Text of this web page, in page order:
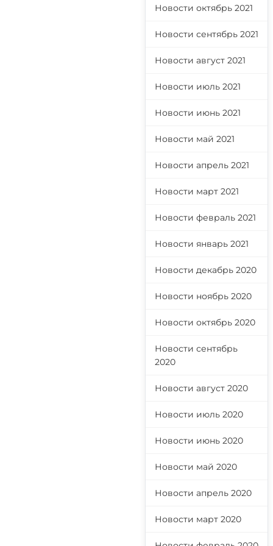
Новости октябрь 2021
Новости сентябрь 2021
Новости август 2021
Новости июль 2021
Новости июнь 2021
Новости май 2021
Новости апрель 2021
Новости март 2021
Новости февраль 2021
Новости январь 2021
Новости декабрь 2020
Новости ноябрь 2020
Новости октябрь 2020
Новости сентябрь
2020
Новости август 2020
Новости июль 2020
Новости июнь 2020
Новости май 2020
Новости апрель 2020
Новости март 2020